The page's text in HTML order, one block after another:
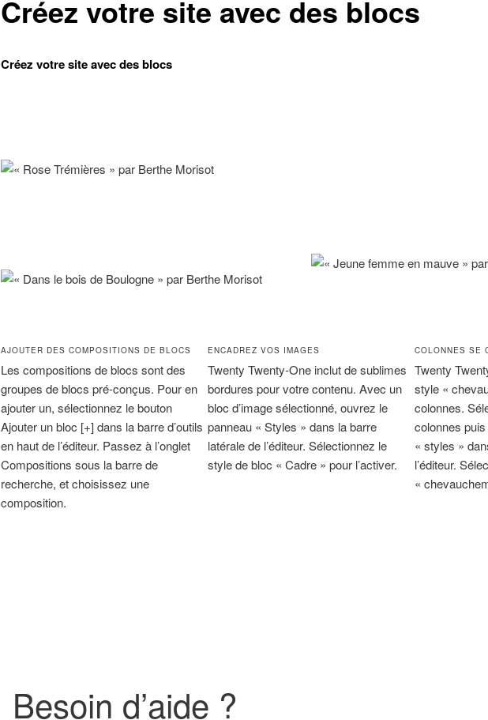
Créez votre site avec des blocs
Créez votre site avec des blocs
AJOUTER DES COMPOSITIONS DE BLOCS
Les compositions de blocs sont des
groupes de blocs pré-conçus. Pour en
ajouter un, sélectionnez le bouton
Ajouter un bloc [+] dans la barre d’outils
en haut de l’éditeur. Passez à l’onglet
Compositions sous la barre de
recherche, et choisissez une
composition.
ENCADREZ VOS IMAGES
Twenty Twenty-One inclut de sublimes
bordures pour votre contenu. Avec un
bloc d’image sélectionné, ouvrez le
panneau « Styles » dans la barre
latérale de l’éditeur. Sélectionnez le
style de bloc « Cadre » pour l’activer.
COLONNES SE
Twenty
style «
colonnes.
colonnes
« styles »
l’éditeur.
«
Besoin d’aide ?